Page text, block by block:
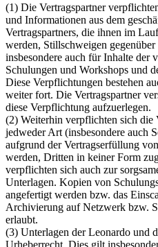
(1) Die Vertragspartner
und Informationen aus dem
Vertragspartners, die ihnen im
werden, Stillschweigen
insbesondere auch für Inhalte der
Schulungen und Workshops und
Diese Verpflichtungen bestehen
weiter fort. Die Vertragspartner
diese Verpflichtung aufzuerlegen.
(2) Weiterhin verpflichten sich die
jedweder Art (insbesondere auch
aufgrund der Vertragserfüllung
werden, Dritten in keiner Form
verpflichten sich auch zur
Unterlagen. Kopien von
angefertigt werden bzw. das
Archivierung auf Netzwerk bzw.
erlaubt.
(3) Unterlagen der Leonardo und
Urheberrecht. Dies gilt